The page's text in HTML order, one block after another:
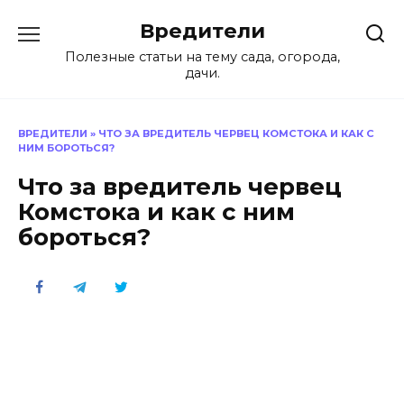
содержанию
Вредители
Полезные статьи на тему сада, огорода,
дачи.
ВРЕДИТЕЛИ » ЧТО ЗА ВРЕДИТЕЛЬ ЧЕРВЕЦ КОМСТОКА И КАК С
НИМ БОРОТЬСЯ?
Что за вредитель червец
Комстока и как с ним
бороться?